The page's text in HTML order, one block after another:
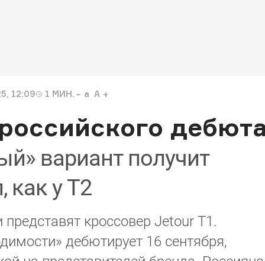
12:09 1 МИН. a A
дебюта
вариант получит
как у T2
кроссовер Jetour T1.
дебютирует 16 сентября,